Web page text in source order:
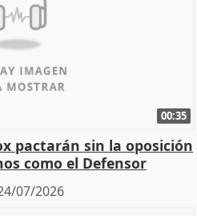
00:35
pactarán sin la oposición
como el Defensor
07/2026